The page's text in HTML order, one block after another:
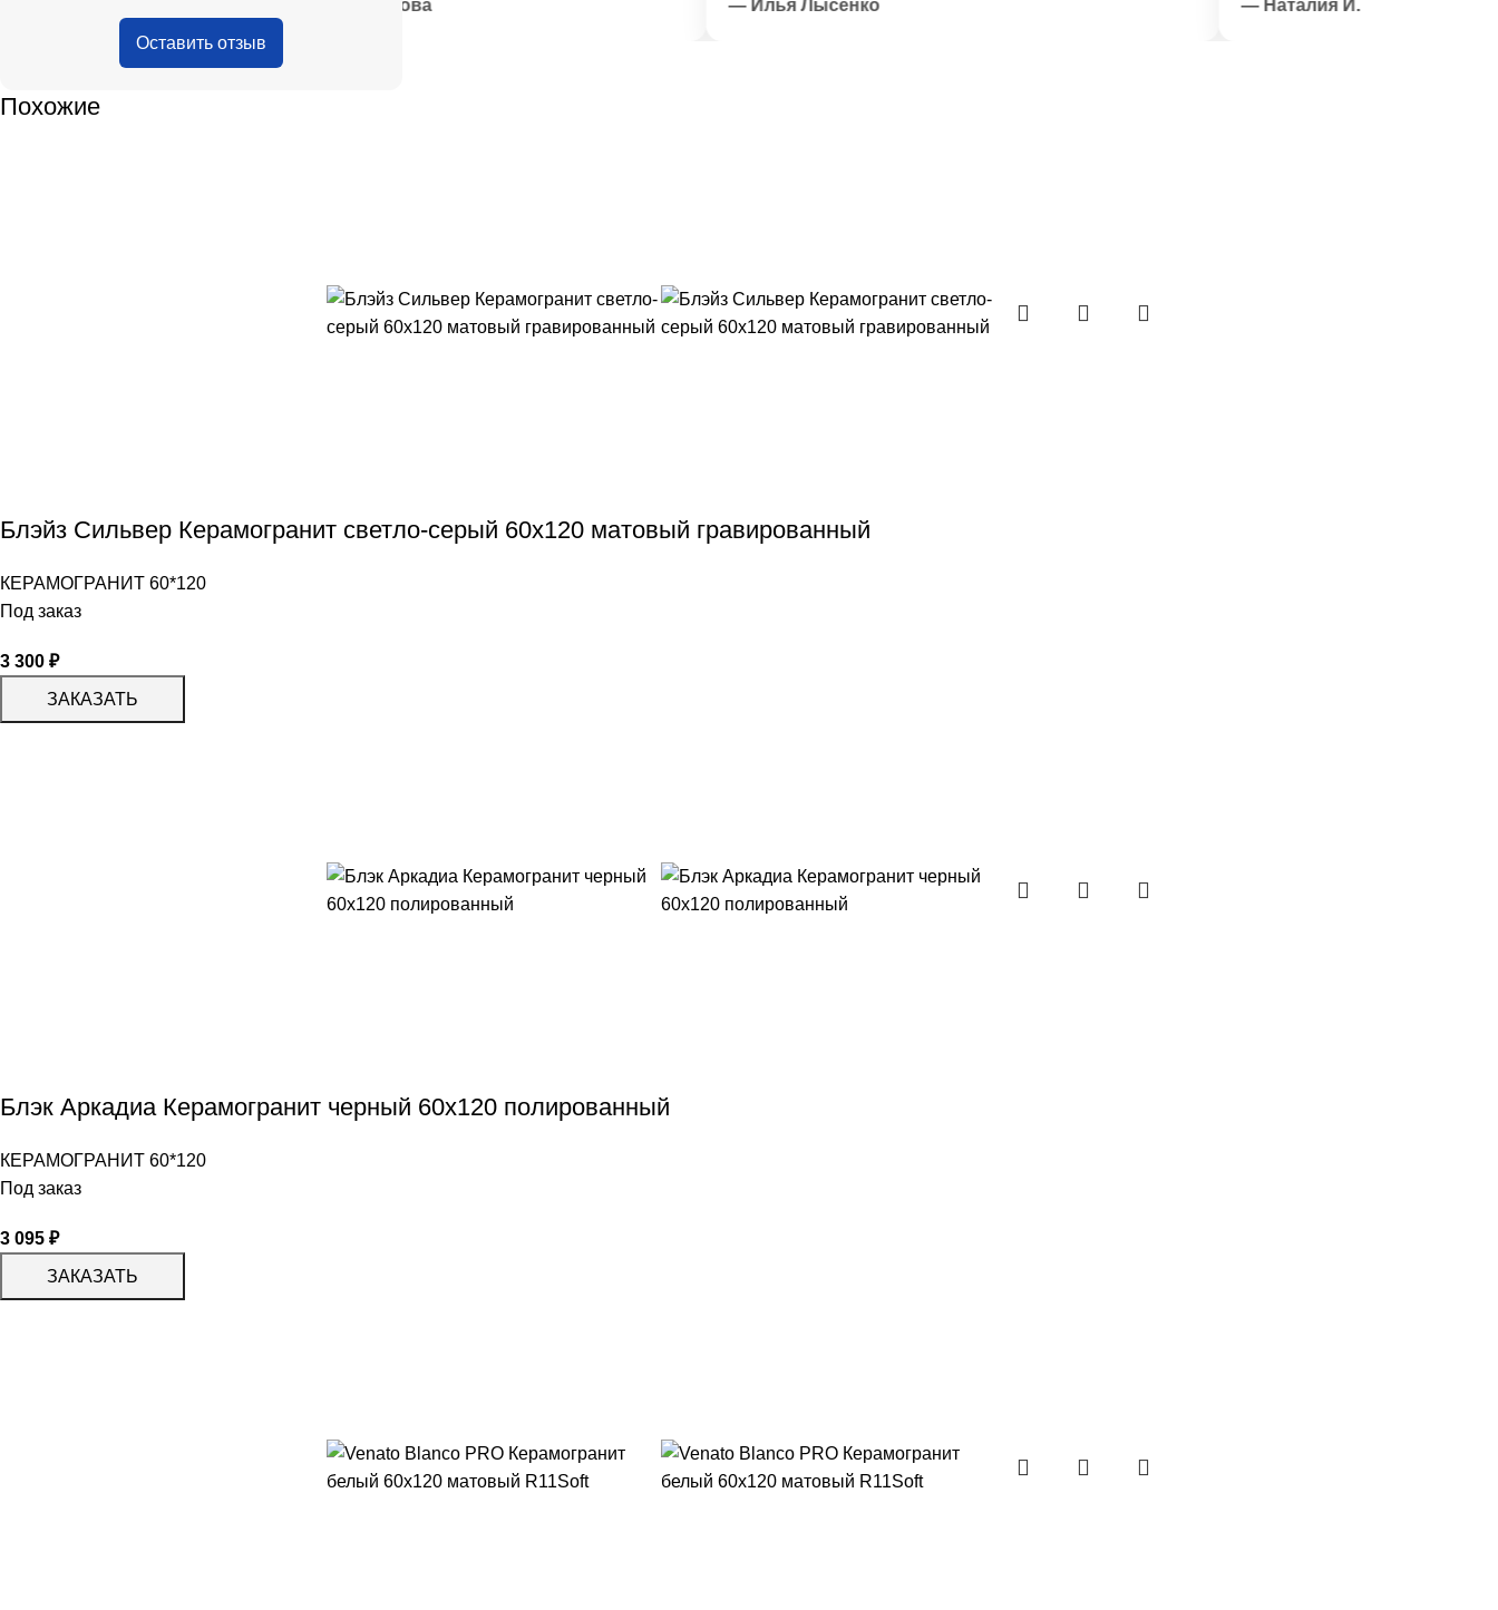
Оставить отзыв
— Илья Лысенко — Наталия И.
Похожие
Блэйз Сильвер Керамогранит светло-серый 60х120 матовый гравированный
КЕРАМОГРАНИТ 60*120
Под заказ
3 300 ₽
ЗАКАЗАТЬ
Блэк Аркадиа Керамогранит черный 60х120 полированный
КЕРАМОГРАНИТ 60*120
Под заказ
3 095 ₽
ЗАКАЗАТЬ